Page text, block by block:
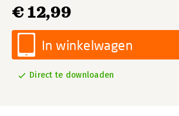
€ 12,99
In winkelwagen
Direct te downloaden